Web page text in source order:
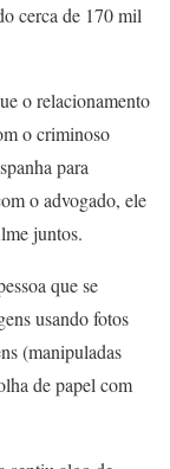
cerca de 170 mil
o relacionamento
o criminoso
para
o advogado, ele
juntos.
que se
usando fotos
(manipuladas
de papel com